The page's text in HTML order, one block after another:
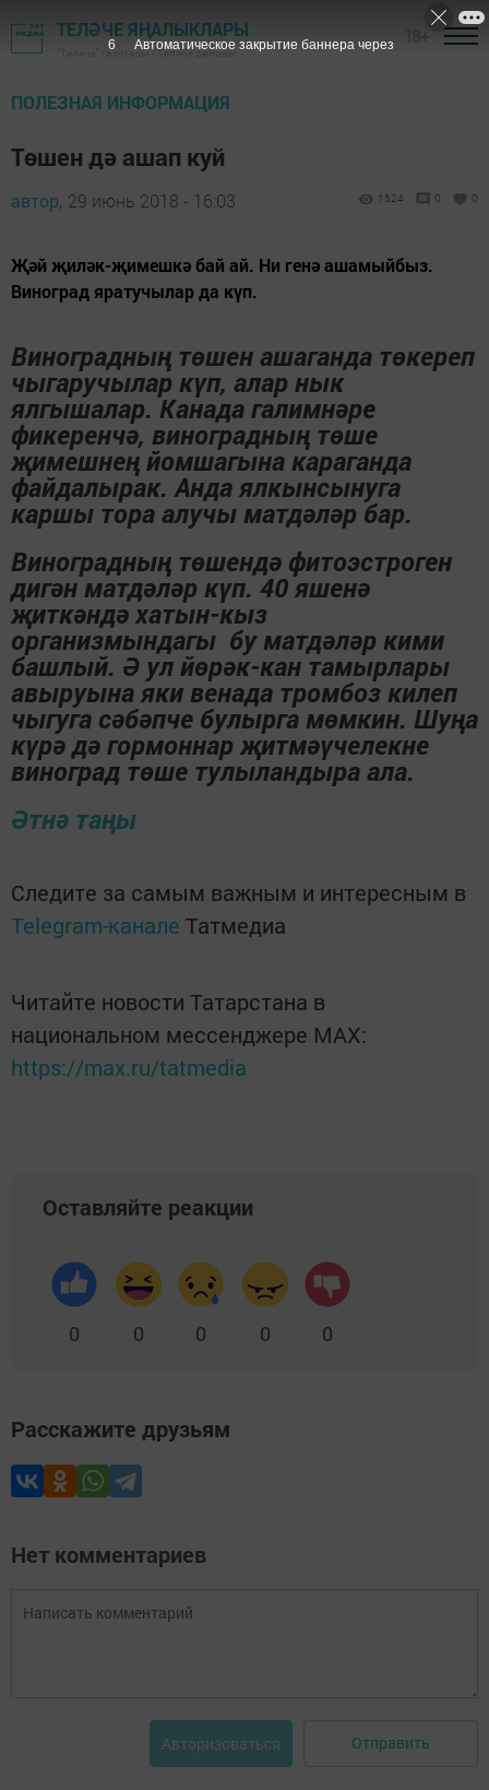
ТЕЛӘЧЕ ЯҢАЛЫКЛАРЫ
"Теләче" газетасы - Теләче районы
ПОЛЕЗНАЯ ИНФОРМАЦИЯ
Төшен дә ашап куй
автор, 29 июнь 2018 - 16:03 1524 0 0
Җәй җиләк-җимешкә бай ай. Ни генә ашамыйбыз.
Виноград яратучылар да күп.
Виноградның төшен ашаганда төкереп
чыгаручылар күп, алар нык
ялгышалар. Канада галимнәре
фикеренчә, виноградның төше
җимешнең йомшагына караганда
файдалырак. Анда ялкынсынуга
каршы тора алучы матдәләр бар.
Виноградның төшендә фитоэстроген
дигән матдәләр күп. 40 яшенә
җиткәндә хатын-кыз
организмындагы бу матдәләр кими
башлый. Ә ул йөрәк-кан тамырлары
авыруына яки венада тромбоз килеп
чыгуга сәбәпче булырга мөмкин. Шуңа
күрә дә гормоннар җитмәүчелекне
виноград төше тулыландыра ала.
Әтнә таңы
Следите за самым важным и интересным в
Telegram-канале Татмедиа
Читайте новости Татарстана в
национальном мессенджере MАХ:
https://max.ru/tatmedia
Оставляйте реакции
0 0 0 0 0
Расскажите друзьям
Нет комментариев
Авторизоваться Отправить
5 Автоматическое закрытие баннера через